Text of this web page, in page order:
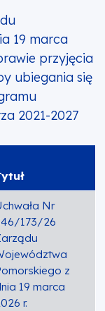
19 marca
przyjęcia
ubiegania się
2021-2027
Nr
173/26
z
19 marca
r.